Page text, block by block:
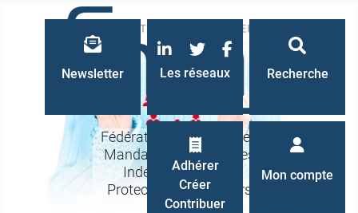
Fédération Nationale des
Mandataires Judiciaires
Indépendants à la
Protection des Majeurs
Recherche
Recherche
Les réseaux
LinkedInTwitterFacebook
Newsletter
Mon compte
Adhérer
Créer
Contribuer